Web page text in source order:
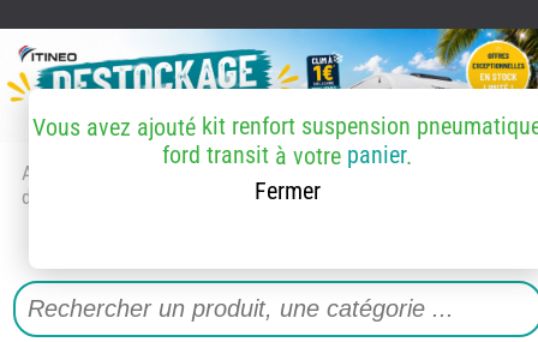
Accueil
> Accessoires et pièces
détachées
Vous avez ajouté kit renfort suspension
ford transit à votre panier.
Fermer